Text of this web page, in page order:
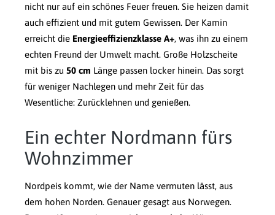
nicht nur auf ein schönes Feuer freuen. Sie heizen damit
auch effizient und mit gutem Gewissen. Der Kamin
erreicht die Energieeffizienzklasse A+, was ihn zu einem
echten Freund der Umwelt macht. Große Holzscheite
mit bis zu 50 cm Länge passen locker hinein. Das sorgt
für weniger Nachlegen und mehr Zeit für das
Wesentliche: Zurücklehnen und genießen.
Ein echter Nordmann fürs
Wohnzimmer
Nordpeis kommt, wie der Name vermuten lässt, aus
dem hohen Norden. Genauer gesagt aus Norwegen.